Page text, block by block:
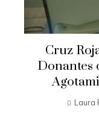
Cruz
Donantes
Laura